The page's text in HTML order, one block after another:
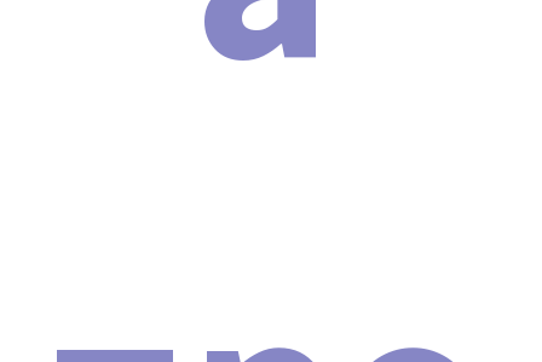
косметологические аппараты не обладают